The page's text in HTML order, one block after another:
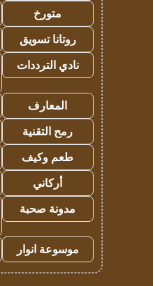
متورخ
روتانا تسويق
نادي الترددات
المعارف
رمح التقنية
طعم وكيف
أركاني
مدونة صحبة
موسوعة انوار